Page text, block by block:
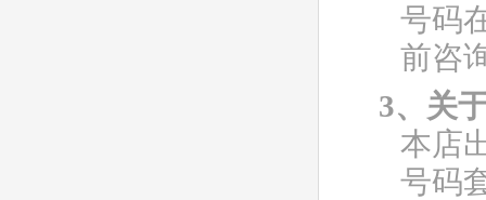
号码
前咨
3、关
本店
号码